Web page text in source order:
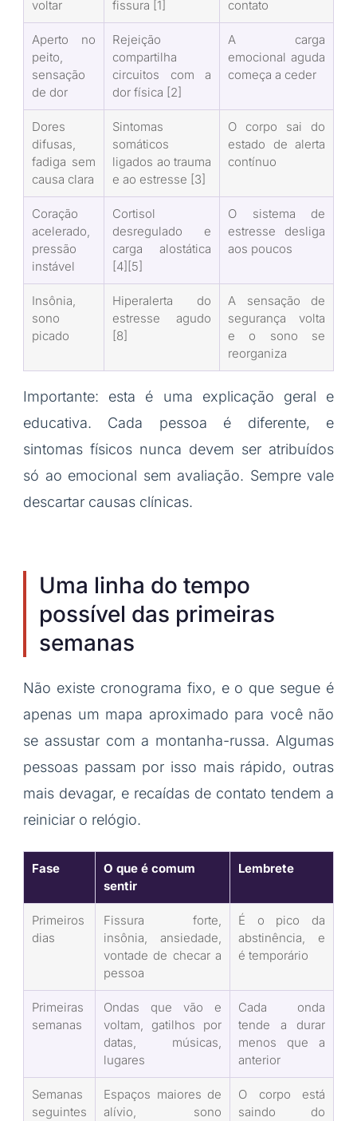
voltar fissura [1] contato
Aperto no
peito,
sensação
de dor
Rejeição
compartilha
circuitos com a
dor física [2]
A carga
emocional aguda
começa a ceder
Dores
difusas,
fadiga sem
causa clara
Sintomas
somáticos
ligados ao trauma
e ao estresse [3]
O corpo sai do
estado de alerta
contínuo
Coração
acelerado,
pressão
instável
Cortisol
desregulado e
carga alostática
[4][5]
O sistema de
estresse desliga
aos poucos
Insônia,
sono
picado
Hiperalerta do
estresse agudo
[8]
A sensação de
segurança volta
e o sono se
reorganiza
Importante: esta é uma explicação geral e
educativa. Cada pessoa é diferente, e
sintomas físicos nunca devem ser atribuídos
só ao emocional sem avaliação. Sempre vale
descartar causas clínicas.
Uma linha do tempo
possível das primeiras
semanas
Não existe cronograma fixo, e o que segue é
apenas um mapa aproximado para você não
se assustar com a montanha-russa. Algumas
pessoas passam por isso mais rápido, outras
mais devagar, e recaídas de contato tendem a
reiniciar o relógio.
Fase
O que é comum
sentir
Lembrete
Primeiros
dias
Fissura forte,
insônia, ansiedade,
vontade de checar a
pessoa
É o pico da
abstinência, e
é temporário
Primeiras
semanas
Ondas que vão e
voltam, gatilhos por
datas, músicas,
lugares
Cada onda
tende a durar
menos que a
anterior
Semanas
seguintes
Espaços maiores de
alívio, sono
O corpo está
saindo do